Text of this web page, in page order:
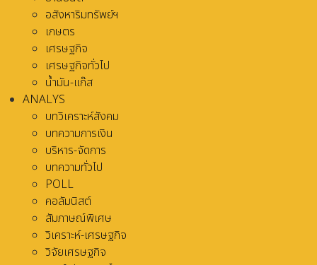
อสังหาริมทรัพย์ฯ
เกษตร
เศรษฐกิจ
เศรษฐกิจทั่วไป
น้ำมัน-แก๊ส
ANALYS
บทวิเคราะห์สังคม
บทความการเงิน
บริหาร-จัดการ
บทความทั่วไป
POLL
คอลัมนิสต์
สัมภาษณ์พิเศษ
วิเคราะห์-เศรษฐกิจ
วิจัยเศรษฐกิจ